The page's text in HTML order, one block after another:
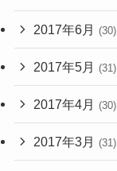
2017年6月 (30)
2017年5月 (31)
2017年4月 (30)
2017年3月 (31)